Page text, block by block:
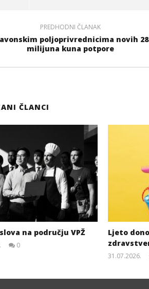
PREDHODNI ČLANAK
poljoprivrednicima novih 28
milijuna kuna potpore
ČLANCI
na području VPŽ
0
Ljeto
31.07.2026.